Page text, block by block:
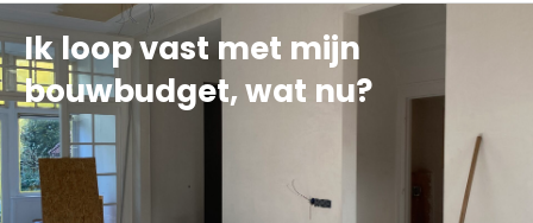
Ik loop vast met mijn
bouwbudget, wat nu?